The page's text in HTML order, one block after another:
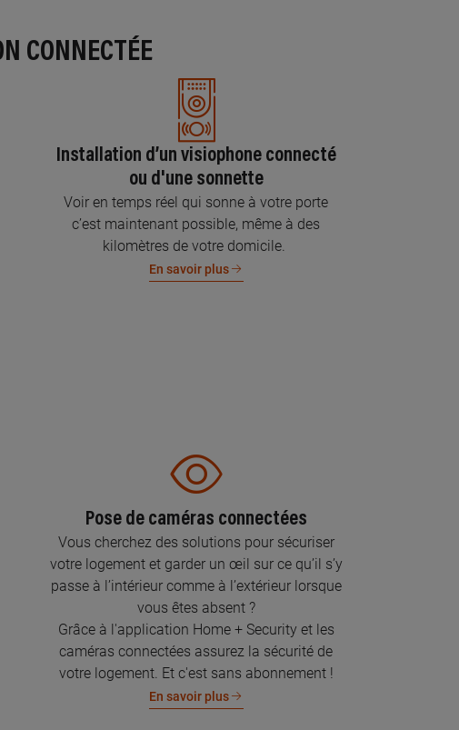
CONNECTÉE
Installation d’un visiophone connecté
ou d'une sonnette
Voir en temps réel qui sonne à votre porte
c’est maintenant possible, même à des
kilomètres de votre domicile.
En savoir plus
Pose de caméras connectées
Vous cherchez des solutions pour sécuriser
votre logement et garder un œil sur ce qu’il s’y
passe à l’intérieur comme à l’extérieur lorsque
vous êtes absent ?
Grâce à l'application Home + Security et les
caméras connectées assurez la sécurité de
votre logement. Et c'est sans abonnement !
En savoir plus